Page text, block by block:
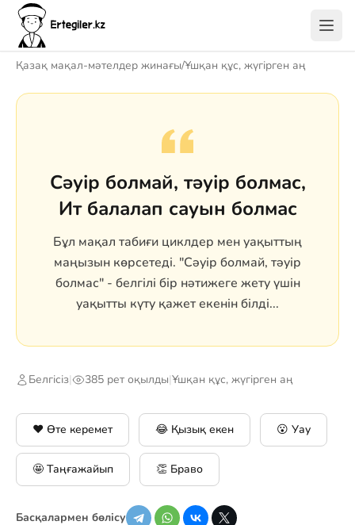
Қазақ мақал-мәтелдер жинағы/Ұшқан құс, жүгірген аң
Сәуір болмай, тәуір болмас,
Ит балалап сауын болмас
Бұл мақал табиғи циклдер мен уақыттың
маңызын көрсетеді. "Сәуір болмай, тәуір
болмас" - белгілі бір нәтижеге жету үшін
уақытты күту қажет екенін білді...
Белгісіз| 385 рет оқылды|Ұшқан құс, жүгірген аң
❤️ Өте керемет 😂 Қызық екен 😮 Уау
🤩 Таңғажайып 👏 Браво
Басқалармен бөлісу